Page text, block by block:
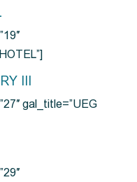
III
gal_title=”UEG